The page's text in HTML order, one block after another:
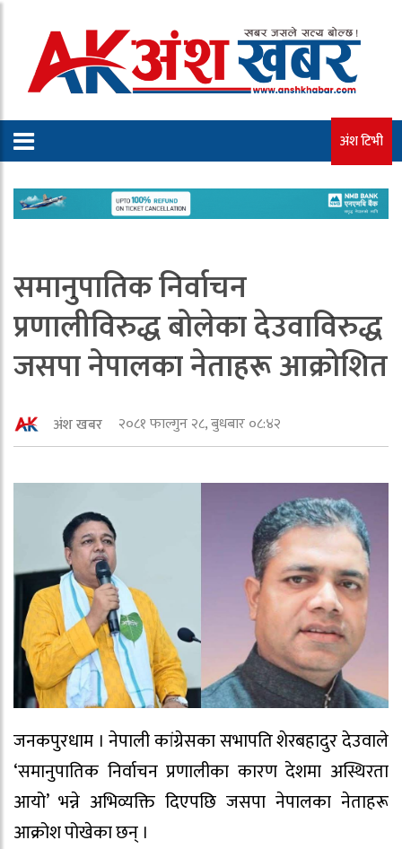
अंश टिभी
समानुपातिक निर्वाचन
प्रणालीविरुद्ध बोलेका देउवाविरुद्ध
जसपा नेपालका नेताहरू आक्रोशित
अंश खबर २०८१ फाल्गुन २८, बुधबार ०८:४२
जनकपुरधाम । नेपाली कांग्रेसका सभापति शेरबहादुर देउवाले
‘समानुपातिक निर्वाचन प्रणालीका कारण देशमा अस्थिरता
आयो’ भन्ने अभिव्यक्ति दिएपछि जसपा नेपालका नेताहरू
आक्रोश पोखेका छन् ।